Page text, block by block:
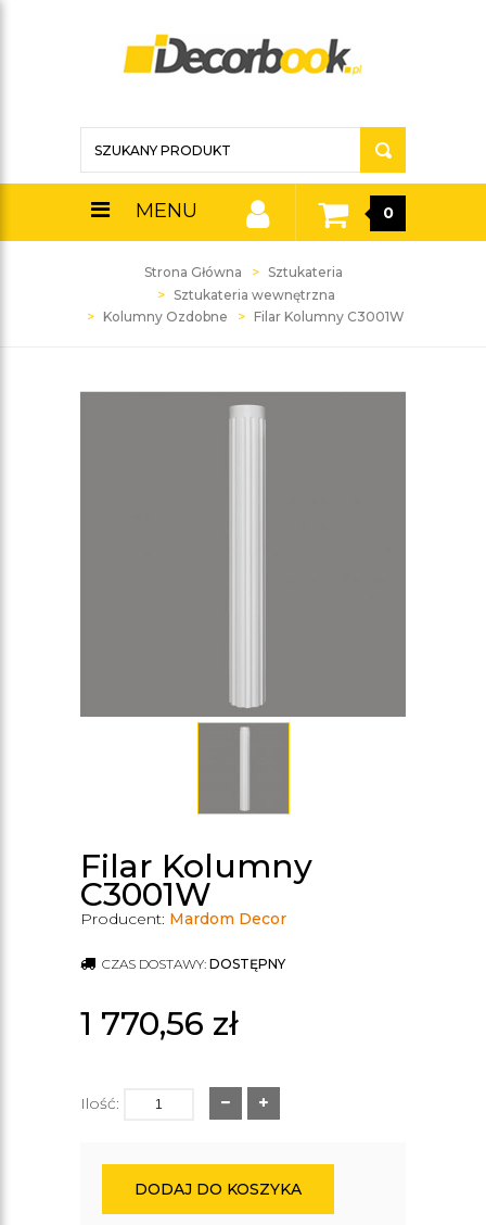
MENU 0
Strona Główna
Sztukateria
Sztukateria wewnętrzna
Kolumny Ozdobne
Filar Kolumny C3001W
Filar Kolumny
C3001W
Producent: Mardom Decor
CZAS DOSTAWY: DOSTĘPNY
1 770,56 zł
Ilość:
DODAJ DO KOSZYKA